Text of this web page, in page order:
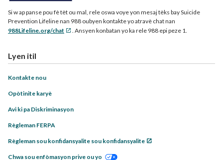
Si w ap panse pou fè tèt ou mal, rele oswa voye yon mesaj tèks bay Suicide
Prevention Lifeline nan 988 oubyen kontakte yo atravè chat nan
988Lifeline.org/chat
. Ansyen konbatan yo ka rele 988 epi peze 1.
Lyen itil
Kontakte nou
Opòtinite karyè
Avi ki pa Diskriminasyon
Règleman FERPA
Règleman sou konfidansyalite sou konfidansyalite
Chwa sou enfòmasyon prive ou yo